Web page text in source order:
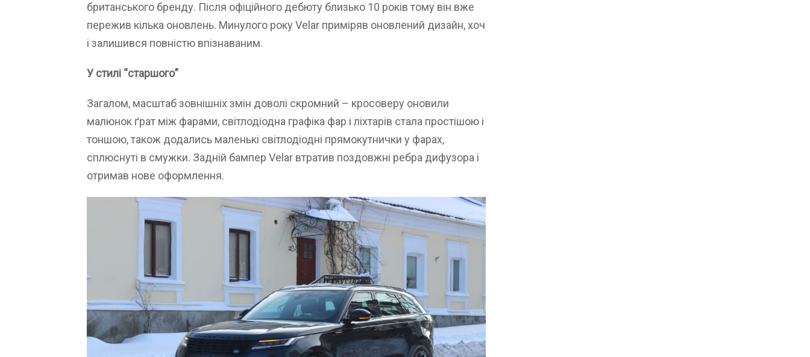
британського бренду. Після офіційного дебюту близько 10 років тому він вже
пережив кілька оновлень. Минулого року Velar приміряв оновлений дизайн, хоч
і залишився повністю впізнаваним.
У стилі “старшого”
Загалом, масштаб зовнішніх змін доволі скромний – кросоверу оновили
малюнок ґрат між фарами, світлодіодна графіка фар і ліхтарів стала простішою і
тоншою, також додались маленькі світлодіодні прямокутнички у фарах,
сплюснуті в смужки. Задній бампер Velar втратив поздовжні ребра дифузора і
отримав нове оформлення.